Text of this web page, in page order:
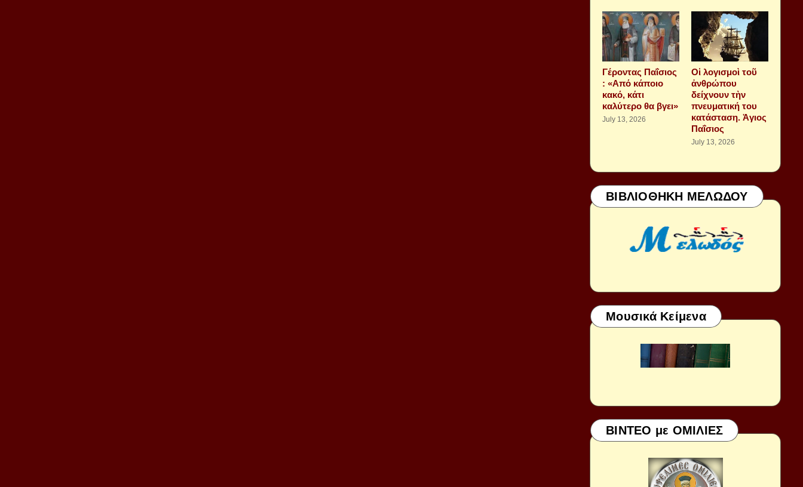
Γέροντας Παΐσιος
: «Από κάποιο
κακό, κάτι
καλύτερο θα βγει»
July 13, 2026
Οἱ λογισμοὶ τοῦ
ἀνθρώπου
δείχνουν τὴν
πνευματική του
κατάσταση. Ἁγιος
Παΐσιος
July 13, 2026
ΒΙΒΛΙΟΘΗΚΗ ΜΕΛΩΔΟΥ
Μουσικά Κείμενα
ΒΙΝΤΕΟ με ΟΜΙΛΙΕΣ